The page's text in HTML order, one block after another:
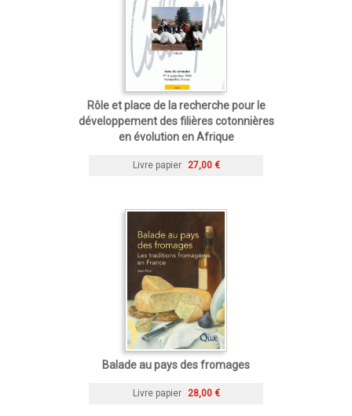
Rôle et place de la recherche pour le
développement des filières cotonnières
en évolution en Afrique
Livre papier 27,00 €
Balade au pays des fromages
Livre papier 28,00 €